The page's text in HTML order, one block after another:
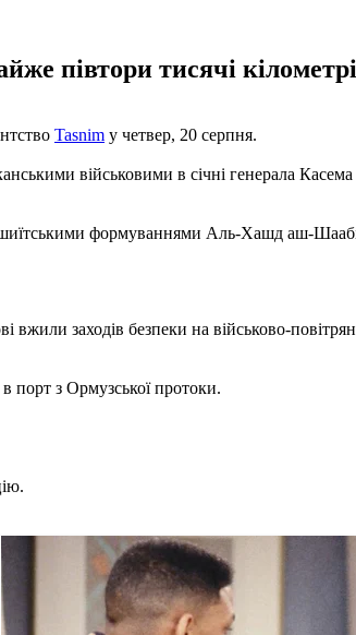
півтори тисячі
Tasnim у четвер, 20 серпня.
військовими в січні генерала Касема
шиїтськими формуваннями Аль-Хашд аш-
вжили заходів безпеки на військово-
порт з Ормузської протоки.